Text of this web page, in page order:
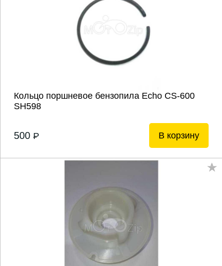
Кольцо поршневое бензопила Echo CS-600
SH598
500 P В корзину